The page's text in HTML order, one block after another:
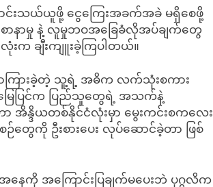
င်းသယ်ယူဖို့ ငွေကြေးအခက်အခဲ မရှိစေဖို့
စာနာမှု နဲ့ လူမှုဘဝအခြေခံလိုအပ်ချက်တွေ
က ချီးကျူးခဲ့ကြပါတယ်။
ောကြားခဲ့တဲ့ သူ့ရဲ့ အဓိက လက်သုံးစကား
ေပြင်က ပြည်သူတွေရဲ့ အသက်နဲ့
ာ အိန္ဒိယတစ်နိုင်ငံလုံးမှာ မွေးကင်းစကလေး
ေကို ဦးစားပေး လုပ်ဆောင်ခဲ့တာ ဖြစ်
ကို အကြောင်းပြချက်မပေးဘဲ ပုဂ္ဂလိက